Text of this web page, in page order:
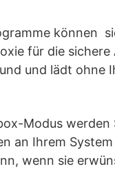
können
für die sichere
und lädt ohne
Modus werden
an Ihrem
wenn sie